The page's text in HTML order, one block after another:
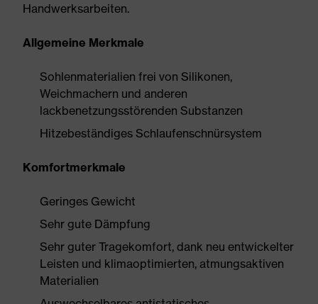
Handwerksarbeiten.
Allgemeine Merkmale
Sohlenmaterialien frei von Silikonen,
Weichmachern und anderen
lackbenetzungsstörenden Substanzen
Hitzebeständiges Schlaufenschnürsystem
Komfortmerkmale
Geringes Gewicht
Sehr gute Dämpfung
Sehr guter Tragekomfort, dank neu entwickelter
Leisten und klimaoptimierten, atmungsaktiven
Materialien